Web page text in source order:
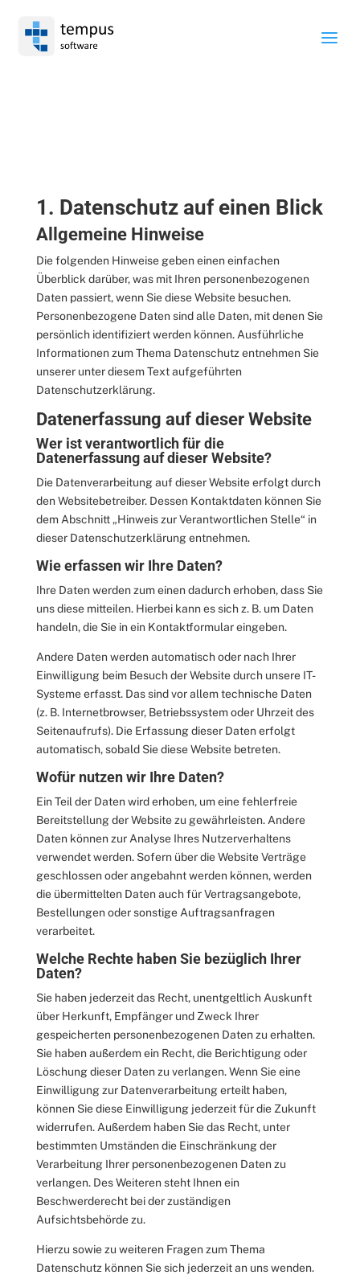
a
1. Datenschutz auf einen Blick
Allgemeine Hinweise
Die folgenden Hinweise geben einen einfachen
Überblick darüber, was mit Ihren personenbezogenen
Daten passiert, wenn Sie diese Website besuchen.
Personenbezogene Daten sind alle Daten, mit denen Sie
persönlich identifiziert werden können. Ausführliche
Informationen zum Thema Datenschutz entnehmen Sie
unserer unter diesem Text aufgeführten
Datenschutzerklärung.
Datenerfassung auf dieser Website
Wer ist verantwortlich für die
Datenerfassung auf dieser Website?
Die Datenverarbeitung auf dieser Website erfolgt durch
den Websitebetreiber. Dessen Kontaktdaten können Sie
dem Abschnitt „Hinweis zur Verantwortlichen Stelle“ in
dieser Datenschutzerklärung entnehmen.
Wie erfassen wir Ihre Daten?
Ihre Daten werden zum einen dadurch erhoben, dass Sie
uns diese mitteilen. Hierbei kann es sich z. B. um Daten
handeln, die Sie in ein Kontaktformular eingeben.
Andere Daten werden automatisch oder nach Ihrer
Einwilligung beim Besuch der Website durch unsere IT-
Systeme erfasst. Das sind vor allem technische Daten
(z. B. Internetbrowser, Betriebssystem oder Uhrzeit des
Seitenaufrufs). Die Erfassung dieser Daten erfolgt
automatisch, sobald Sie diese Website betreten.
Wofür nutzen wir Ihre Daten?
Ein Teil der Daten wird erhoben, um eine fehlerfreie
Bereitstellung der Website zu gewährleisten. Andere
Daten können zur Analyse Ihres Nutzerverhaltens
verwendet werden. Sofern über die Website Verträge
geschlossen oder angebahnt werden können, werden
die übermittelten Daten auch für Vertragsangebote,
Bestellungen oder sonstige Auftragsanfragen
verarbeitet.
Welche Rechte haben Sie bezüglich Ihrer
Daten?
Sie haben jederzeit das Recht, unentgeltlich Auskunft
über Herkunft, Empfänger und Zweck Ihrer
gespeicherten personenbezogenen Daten zu erhalten.
Sie haben außerdem ein Recht, die Berichtigung oder
Löschung dieser Daten zu verlangen. Wenn Sie eine
Einwilligung zur Datenverarbeitung erteilt haben,
können Sie diese Einwilligung jederzeit für die Zukunft
widerrufen. Außerdem haben Sie das Recht, unter
bestimmten Umständen die Einschränkung der
Verarbeitung Ihrer personenbezogenen Daten zu
verlangen. Des Weiteren steht Ihnen ein
Beschwerderecht bei der zuständigen
Aufsichtsbehörde zu.
Hierzu sowie zu weiteren Fragen zum Thema
Datenschutz können Sie sich jederzeit an uns wenden.